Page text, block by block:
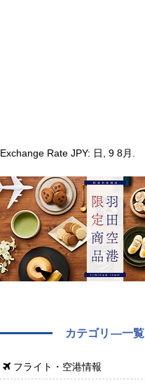
Exchange Rate JPY: 日, 9 8月.
カテゴリ―一覧
フライト・空港情報